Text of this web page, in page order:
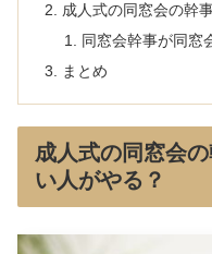
成人式の同窓会の幹
同窓会幹事が同窓
まとめ
成人式の同窓会
い人がやる？